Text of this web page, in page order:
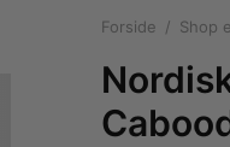
Forside / Shop